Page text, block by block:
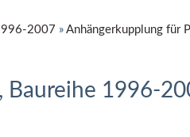
2007 » Anhängerkupplung für
1996-